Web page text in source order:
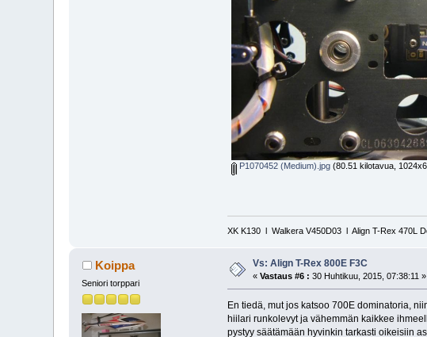
P1070452 (Medium).jpg (80.51 kilotavua,
XK K130 l Walkera V450D03 l Align T-Rex 470L
Koippa
Seniori torppari
Vs: Align T-Rex 800E F3C
«Vastaus #6 : 30 Huhtikuu, 2015, 07:38:11 »
En tiedä, mut jos katsoo 700E dominatoria,
hiilari runkolevyt ja vähemmän kaikkee
pystyy säätämään hyvinkin tarkasti oikeisiin